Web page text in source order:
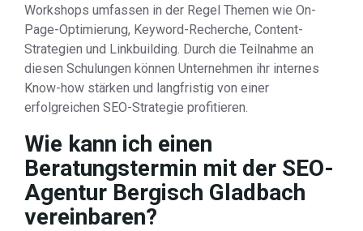
Workshops umfassen in der Regel Themen wie On-
Page-Optimierung, Keyword-Recherche, Content-
Strategien und Linkbuilding. Durch die Teilnahme an
diesen Schulungen können Unternehmen ihr internes
Know-how stärken und langfristig von einer
erfolgreichen SEO-Strategie profitieren.
Wie kann ich einen
Beratungstermin mit der SEO-
Agentur Bergisch Gladbach
vereinbaren?